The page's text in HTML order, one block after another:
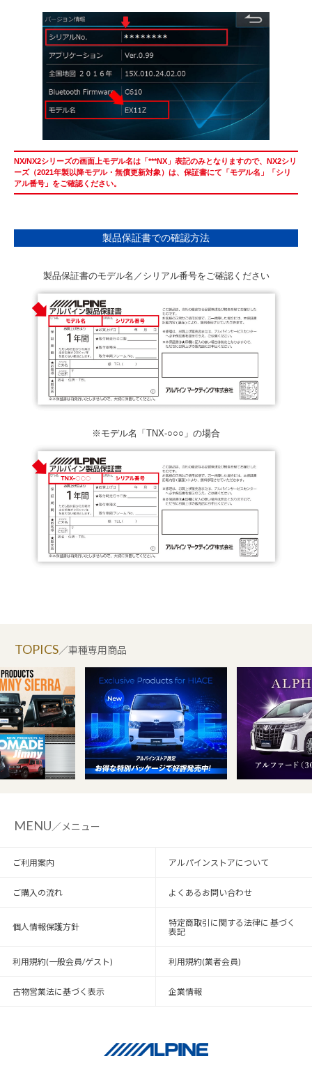
NX/NX2シリーズの画面上モデル名は「***NX」表記のみとなりますので、NX2シリ
ーズ（2021年製以降モデル・無償更新対象）は、保証書にて「モデル名」「シリ
アル番号」をご確認ください。
製品保証書での確認方法
製品保証書のモデル名／シリアル番号をご確認ください
※モデル名「TNX-○○○」の場合
／車種専用商品
MENU／メニュー
ご利用案内 アルパインストアについて
ご購入の流れ よくあるお問い合わせ
個人情報保護方針
特定商取引に関する法律に 基づく
表記
利用規約(一般会員/ゲスト) 利用規約(業者会員)
古物営業法に基づく表示 企業情報